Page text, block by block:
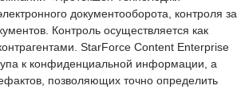
документооборота, контроля за
Контроль осуществляется как
StarForce Content Enterprise
к конфиденциальной информации, а
позволяющих точно определить